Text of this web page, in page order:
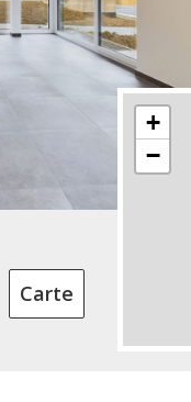
Carte
+
−